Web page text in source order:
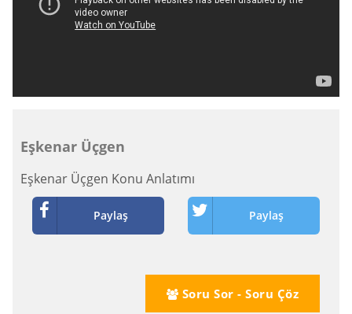
Eşkenar Üçgen
Eşkenar Üçgen Konu Anlatımı
Paylaş Paylaş
Soru Sor - Soru Çöz